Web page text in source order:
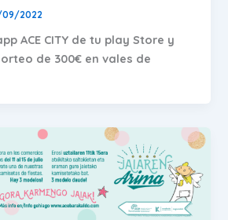
09/2022
ACE CITY de tu play Store y
de 300€ en vales de